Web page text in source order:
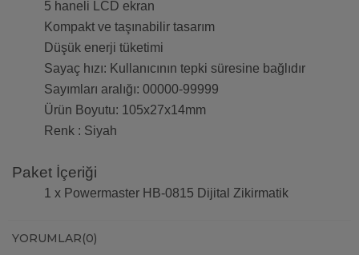
5 haneli LCD ekran
Kompakt ve taşınabilir tasarım
Düşük enerji tüketimi
Sayaç hızı: Kullanıcının tepki süresine bağlıdır
Sayımları aralığı: 00000-99999
Ürün Boyutu: 105x27x14mm
Renk : Siyah
Paket İçeriği
1 x Powermaster HB-0815 Dijital Zikirmatik
YORUMLAR(0)